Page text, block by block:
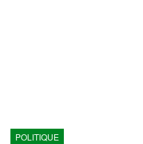
POLITIQUE